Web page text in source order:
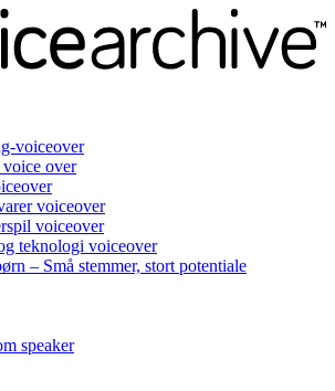
voiceover
over
voiceover
voiceover
teknologi voiceover
– Små stemmer, stort potentiale
speaker